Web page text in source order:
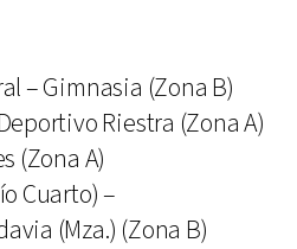
– Gimnasia (Zona B)
Riestra (Zona A)
(Zona A)
Cuarto) –
(Mza.) (Zona B)